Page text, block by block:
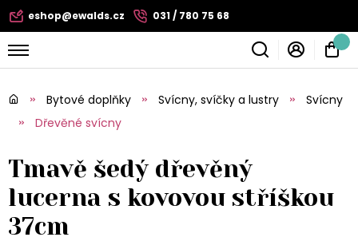
eshop@ewalds.cz 031 / 780 75 68
Bytové doplňky Svícny, svíčky a lustry
Svícny
Dřevěné svícny
Tmavě šedý dřevěný
lucerna s kovovou stříškou
37cm